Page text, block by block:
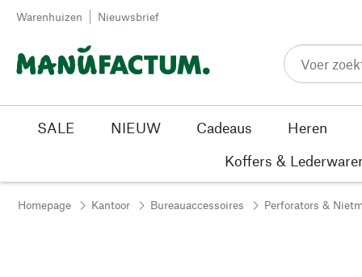
Passer au contenu
Warenhuizen Nieuwsbrief
SALE NIEUW Cadeaus Heren
Koffers &
Homepage Kantoor Bureauaccessoires Perforators &